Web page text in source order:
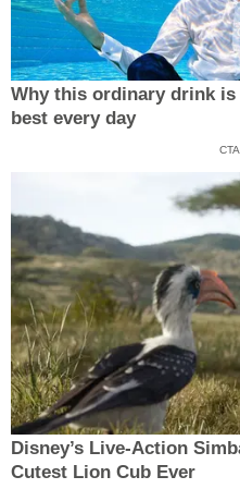
Why this ordinary drink
best every day
Disney’s Live-Action
Cutest Lion Cub Ever